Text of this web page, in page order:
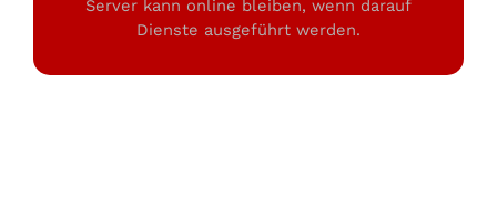
Server kann online bleiben, wenn darauf
Dienste ausgeführt werden.